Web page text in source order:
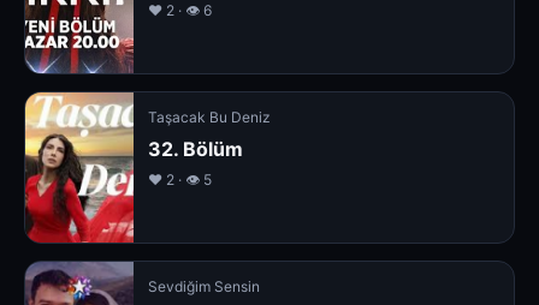
❤️ 2 · 👁 6
Taşacak Bu Deniz
32. Bölüm
❤️ 2 · 👁 5
Sevdiğim Sensin